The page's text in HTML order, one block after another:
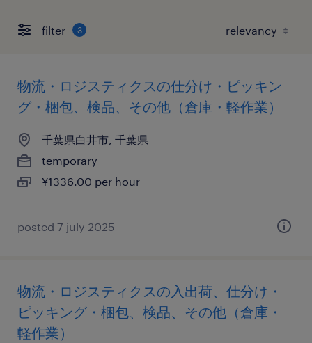
filter 3
物流・ロジスティクスの仕分け・ピッキン
グ・梱包、検品、その他（倉庫・軽作業）
千葉県白井市, 千葉県
temporary
¥1336.00 per hour
posted 7 july 2025
物流・ロジスティクスの入出荷、仕分け・
ピッキング・梱包、検品、その他（倉庫・
軽作業）